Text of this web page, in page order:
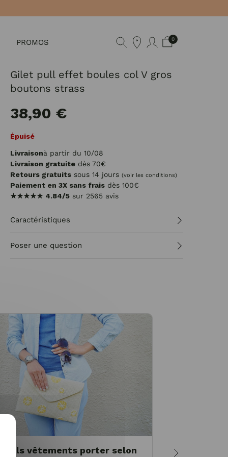
PROMOS 0
Gilet pull effet boules col V gros
boutons strass
38,90 €
Épuisé
Livraisonà partir du 10/08
Livraison gratuite dès 70€
Retours gratuits sous 14 jours (voir les conditions)
Paiement en 3X sans frais dès 100€
★★★★★ 4.84/5 sur 2565 avis
Caractéristiques
Poser une question
Quels vêtements porter selon